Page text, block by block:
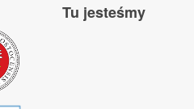
Tu jesteśmy